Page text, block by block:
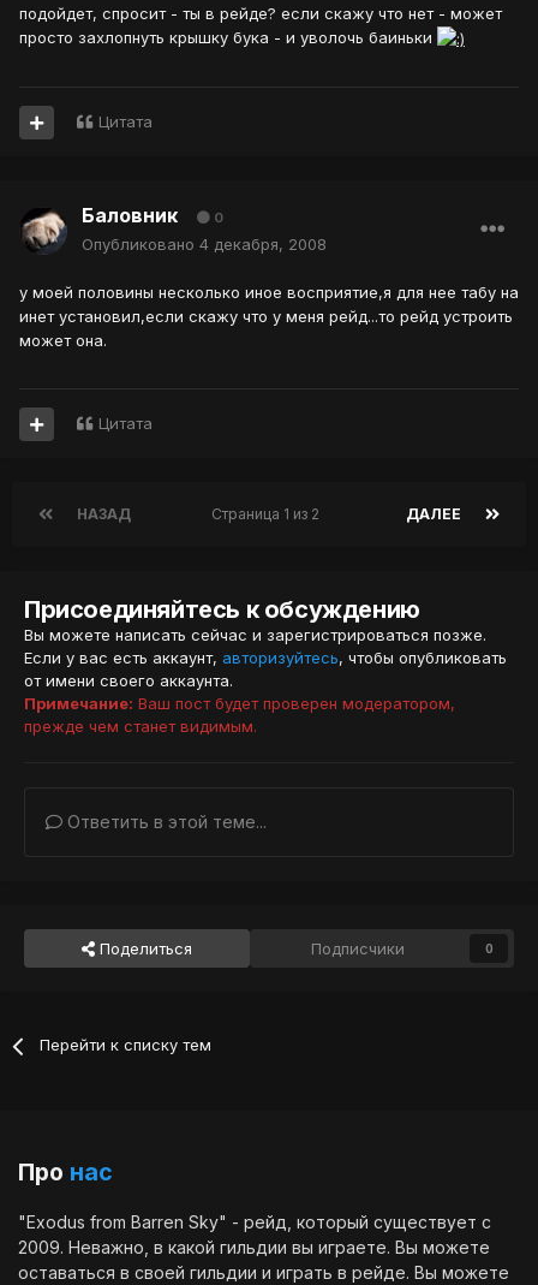
подойдет, спросит - ты в рейде? если скажу что нет - может
просто захлопнуть крышку бука - и уволочь баиньки
Цитата
Баловник 0
Опубликовано 4 декабря, 2008
у моей половины несколько иное восприятие,я для нее табу на
инет установил,если скажу что у меня рейд...то рейд устроить
может она.
Цитата
НАЗАД ДАЛЕЕ
Страница 1 из 2
Присоединяйтесь к обсуждению
Вы можете написать сейчас и зарегистрироваться позже.
Если у вас есть аккаунт, авторизуйтесь, чтобы опубликовать
от имени своего аккаунта.
Примечание: Ваш пост будет проверен модератором,
прежде чем станет видимым.
Ответить в этой теме...
Поделиться Подписчики 0
Перейти к списку тем
Про нас
"Exodus from Barren Sky" - рейд, который существует с
2009. Неважно, в какой гильдии вы играете. Вы можете
оставаться в своей гильдии и играть в рейде. Вы можете